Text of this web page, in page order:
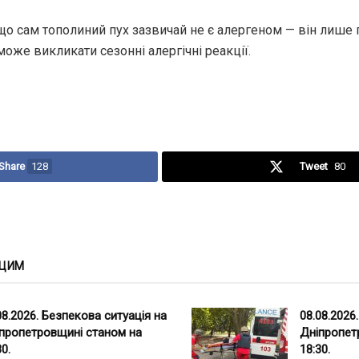
сам тополиний пух зазвичай не є алергеном — він лише
викликати сезонні алергічні реакції.
128 Tweet 80
Безпекова ситуація на
станом на
18:30.